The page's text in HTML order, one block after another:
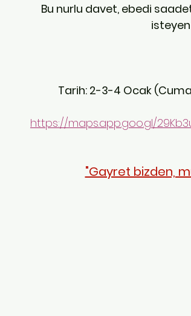
Bu nurlu davet, ebedi
Tarih: 2-3-4 Ocak
https://maps.app.goo.gl/
"Gayret bizden,